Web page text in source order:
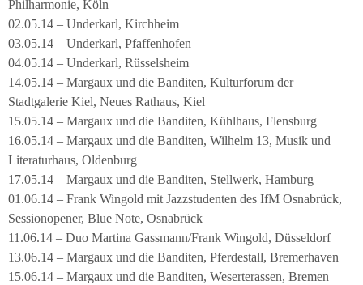
Philharmonie, Köln
02.05.14 – Underkarl, Kirchheim
03.05.14 – Underkarl, Pfaffenhofen
04.05.14 – Underkarl, Rüsselsheim
14.05.14 – Margaux und die Banditen, Kulturforum der
Stadtgalerie Kiel, Neues Rathaus, Kiel
15.05.14 – Margaux und die Banditen, Kühlhaus, Flensburg
16.05.14 – Margaux und die Banditen, Wilhelm 13, Musik und
Literaturhaus, Oldenburg
17.05.14 – Margaux und die Banditen, Stellwerk, Hamburg
01.06.14 – Frank Wingold mit Jazzstudenten des IfM Osnabrück,
Sessionopener, Blue Note, Osnabrück
11.06.14 – Duo Martina Gassmann/Frank Wingold, Düsseldorf
13.06.14 – Margaux und die Banditen, Pferdestall, Bremerhaven
15.06.14 – Margaux und die Banditen, Weserterassen, Bremen